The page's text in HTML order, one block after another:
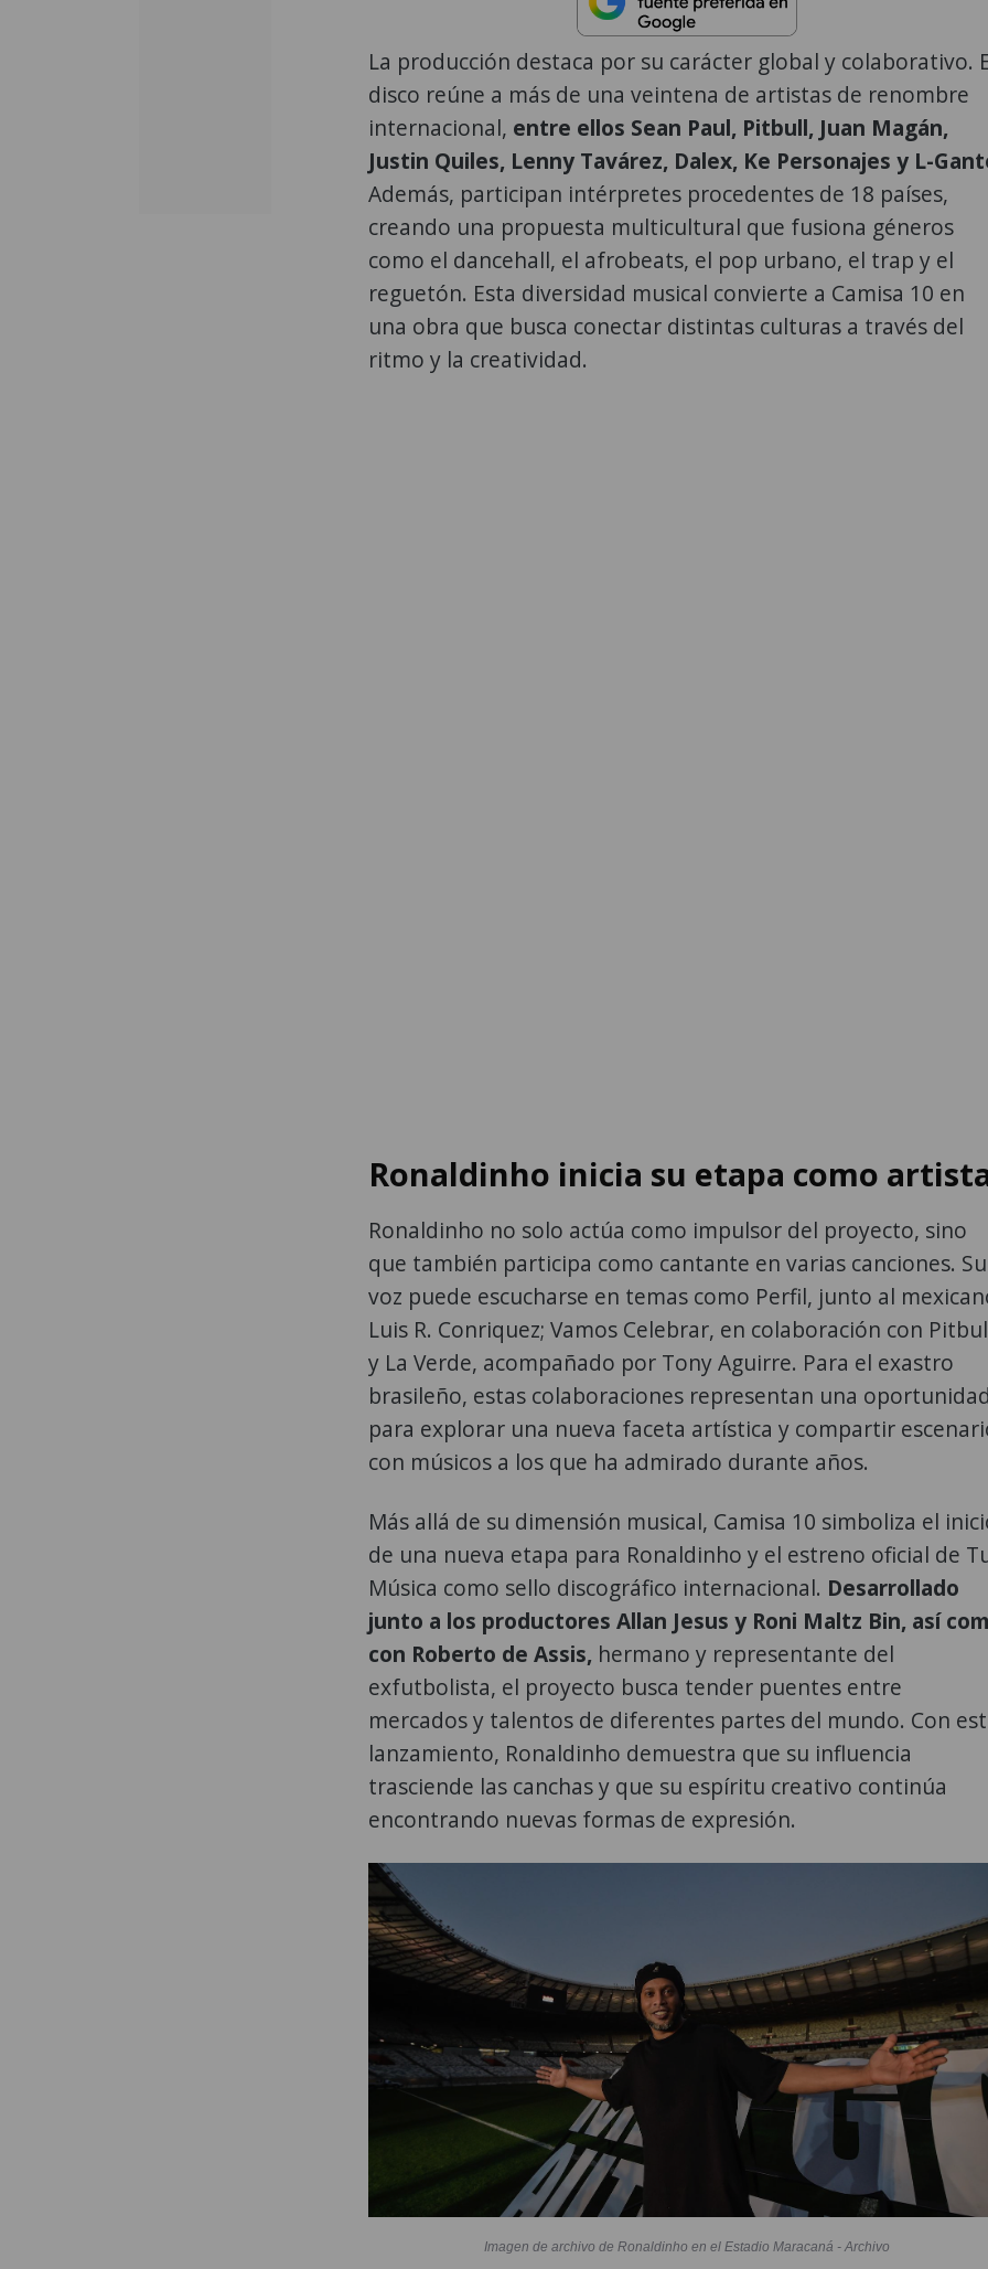
La producción destaca por su carácter global y colaborativo.
disco reúne a más de una veintena de artistas de renombre
internacional, entre ellos Sean Paul, Pitbull, Juan Magán,
Justin Quiles, Lenny Tavárez, Dalex, Ke Personajes y L-
Además, participan intérpretes procedentes de 18 países,
creando una propuesta multicultural que fusiona géneros
como el dancehall, el afrobeats, el pop urbano, el trap y el
reguetón. Esta diversidad musical convierte a Camisa 10 en
una obra que busca conectar distintas culturas a través del
ritmo y la creatividad.
Ronaldinho inicia su etapa como
Ronaldinho no solo actúa como impulsor del proyecto, sino
que también participa como cantante en varias canciones. Su
voz puede escucharse en temas como Perfil, junto al
Luis R. Conriquez; Vamos Celebrar, en colaboración con
y La Verde, acompañado por Tony Aguirre. Para el exastro
brasileño, estas colaboraciones representan una
para explorar una nueva faceta artística y compartir
con músicos a los que ha admirado durante años.
Más allá de su dimensión musical, Camisa 10 simboliza el
de una nueva etapa para Ronaldinho y el estreno oficial de
Música como sello discográfico internacional. Desarrollado
junto a los productores Allan Jesus y Roni Maltz Bin, así
con Roberto de Assis, hermano y representante del
exfutbolista, el proyecto busca tender puentes entre
mercados y talentos de diferentes partes del mundo. Con
lanzamiento, Ronaldinho demuestra que su influencia
trasciende las canchas y que su espíritu creativo continúa
encontrando nuevas formas de expresión.
Imagen de archivo de Ronaldinho en el Estadio Maracaná - Archivo